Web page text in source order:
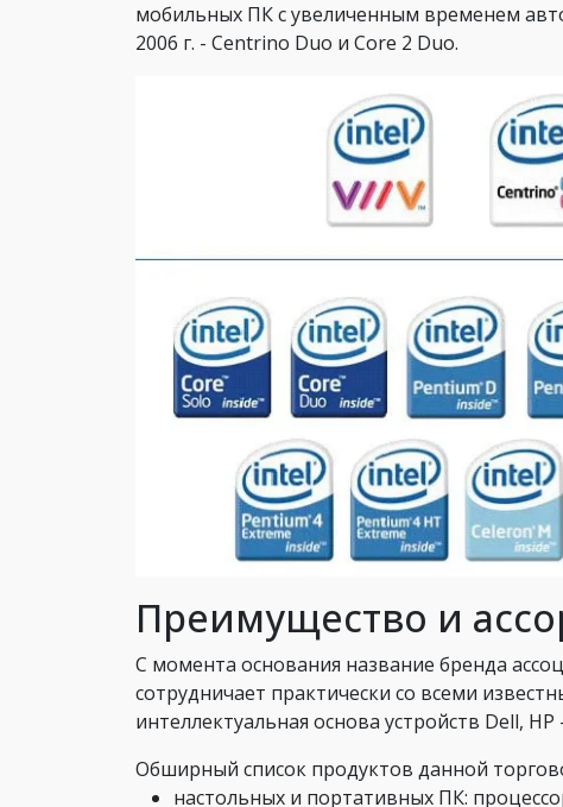
мобильных ПК с увеличенным временем
2006 г. - Centrino Duo и Core 2 Duo.
Преимущество и
С момента основания название бренда
сотрудничает практически со всеми
интеллектуальная основа устройств Dell,
Обширный список продуктов данной
настольных и портативных ПК: